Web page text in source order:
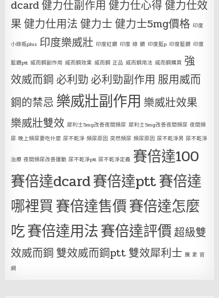
dcard健力仕副作用 健力仕心得健力仕效
果健力仕用法健力士健力士5mg價格 印度
小綠瓶plus 印度樂威壯 印度紅鑽 印度 綠 鑽 印度藍p 印度藍鑽 印度
藍鑽ptt 威而鋼副作用 威而鋼效果 威而鋼 正品 威而鋼用法 威而鋼購買 強
效威而鋼 必利勁 必利勁副作用 服用威而
鋼的禁忌 樂威壯副作用 樂威壯效果
樂威壯雙效 犀利士5mg改善夜間頻尿 犀利士5mg改善夜間頻尿 夜間頻
尿 晚上頻尿要吃什麼 尿不乾淨 頻尿原因 突然頻尿 頻尿原因 尿不乾淨男 尿不乾淨
治療 夜間頻尿改善運動 尿不乾淨ptt 尿不乾淨定義 賽倍達100
賽倍達dcard賽倍達ptt賽倍達
哪裡買賽倍達售價賽倍達怎麼
吃賽倍達用法賽倍達評價超級雙
效威而鋼 雙效威而鋼ptt 雙效犀利士 騰 素 官
網